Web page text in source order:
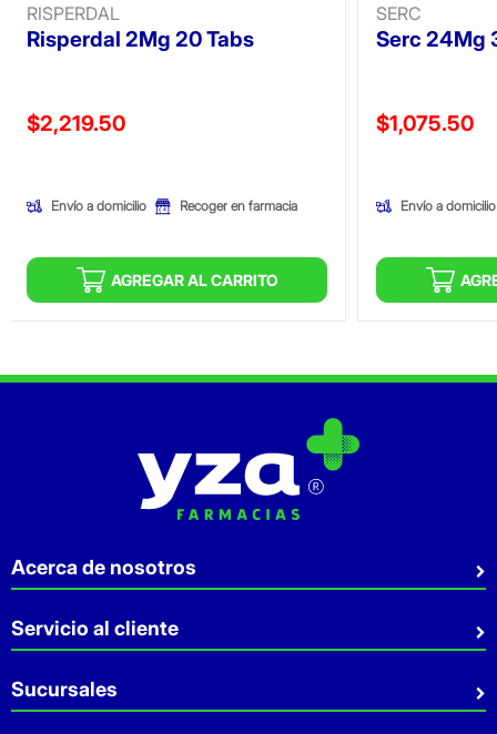
RISPERDAL
Risperdal 2Mg 20 Tabs
Precio reducido de
$2,219.50
Envío a domicilio Recoger en farmacia
AGREGAR AL CARRITO
SERC
Serc 24Mg
Precio
$1,075.50
Envío a domicilio
Acerca de nosotros
Quiénes somos
Sostenibilidad
Aviso de privacidad
Servicio al cliente
Preguntas Frecuentes
Contacto
Sucursales